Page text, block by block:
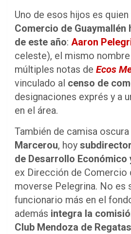
Uno de esos hijos es quien
Comercio de Guaymallén
de este año: Aaron
celeste), el mismo
múltiples notas de Ecos
vinculado al censo de
designaciones exprés y a
en el área.
También de camisa
Marcerou, hoy
de Desarrollo Económico
ex Dirección de Comercio
moverse Pelegrina. No es
funcionario más en el
además integra la
Club Mendoza de Regatas